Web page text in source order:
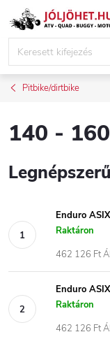
Ugrás
Pitbike/dirtbike
140 -
Enduro
Raktáron
462 126 Ft
Enduro
Raktáron
462 126 Ft